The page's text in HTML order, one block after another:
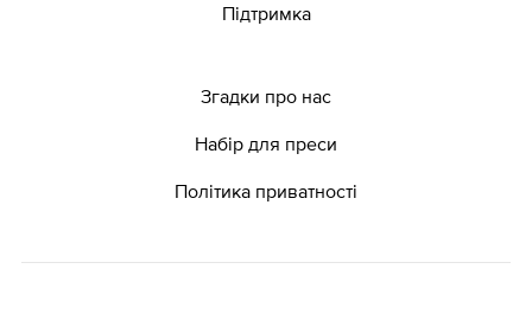
Підтримка
Згадки про нас
Набір для преси
Політика приватності